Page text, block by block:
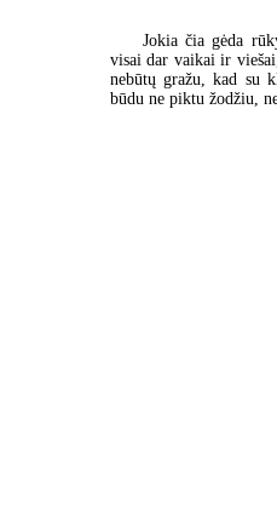
Jokia čia gėda
visai dar vaikai ir
nebūtų gražu, kad su
būdu ne piktu žodžiu,